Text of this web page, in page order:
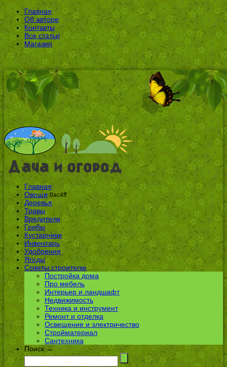
Главная
Об авторе
Контакты
Все статьи
Магазин
Главная
Овощи 0ac4ff
Деревья
Травы
Вредители
Грибы
Кустарники
Инвентарь
Удобрения
Ягоды
Советы строителю
Постройка дома
Про мебель
Интерьер и ландшафт
Недвижимость
Техника и инструмент
Ремонт и отделка
Освещение и электричество
Стройматериал
Сантехника
Поиск →